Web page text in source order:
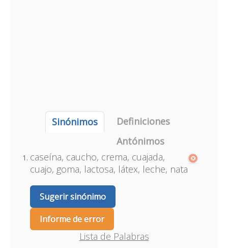
Sinónimos
Definiciones
Antónimos
caseína, caucho, crema, cuajada,
cuajo, goma, lactosa, látex, leche, nata
Sugerir sinónimo
Informe de error
Lista de Palabras